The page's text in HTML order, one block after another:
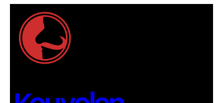
sisältöön